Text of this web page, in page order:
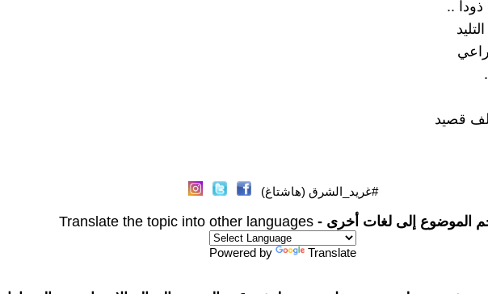
..
قصيد
#غريد_الشرق (هاشتاغ)
الموضوع إلى لغات أخرى - Translate the topic into other languages
Powered by Translate